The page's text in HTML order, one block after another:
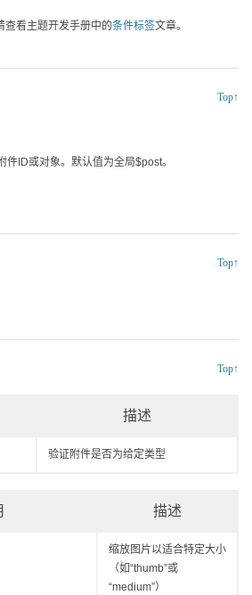
查看主题开发手册中的条件标签文章。
Top↑
件ID或对象。默认值为全局$post。
Top↑
Top↑
描述
验证附件是否为给定类型
描述
缩放图片以适合特定大小
（如“thumb”或
“medium”）